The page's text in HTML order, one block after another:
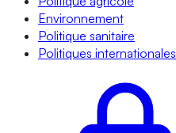
Environnement
Politique sanitaire
Politiques internationales